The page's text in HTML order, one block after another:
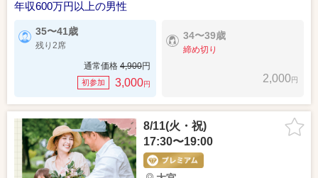
年収600万円以上の男性
35〜41歳
残り2席
通常価格 4,900円
初参加 3,000円
34〜39歳
締め切り
2,000円
8/11(火・祝)
17:30〜19:00